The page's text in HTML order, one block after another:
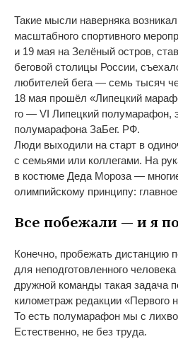
Такие мысли наверняка
масштабного спортивного
и 19 мая на Зелёный остров,
беговой столицы России,
любителей бега — семь тысяч
18 мая прошёл «Липецкий
го — VI Липецкий полумарафон,
полумарафона ЗаБег. РФ.
Люди выходили на старт в
с семьями или коллегами. На
в костюме Деда Мороза —
олимпийскому принципу:
Все побежали — и я
Конечно, пробежать дистанцию
для неподготовленного
дружной команды такая задача
километраж редакции «Первого
То есть полумарафон мы с
Естественно, не без труда.